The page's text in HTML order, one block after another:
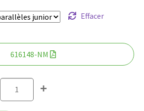
Effacer
616148-NM
+